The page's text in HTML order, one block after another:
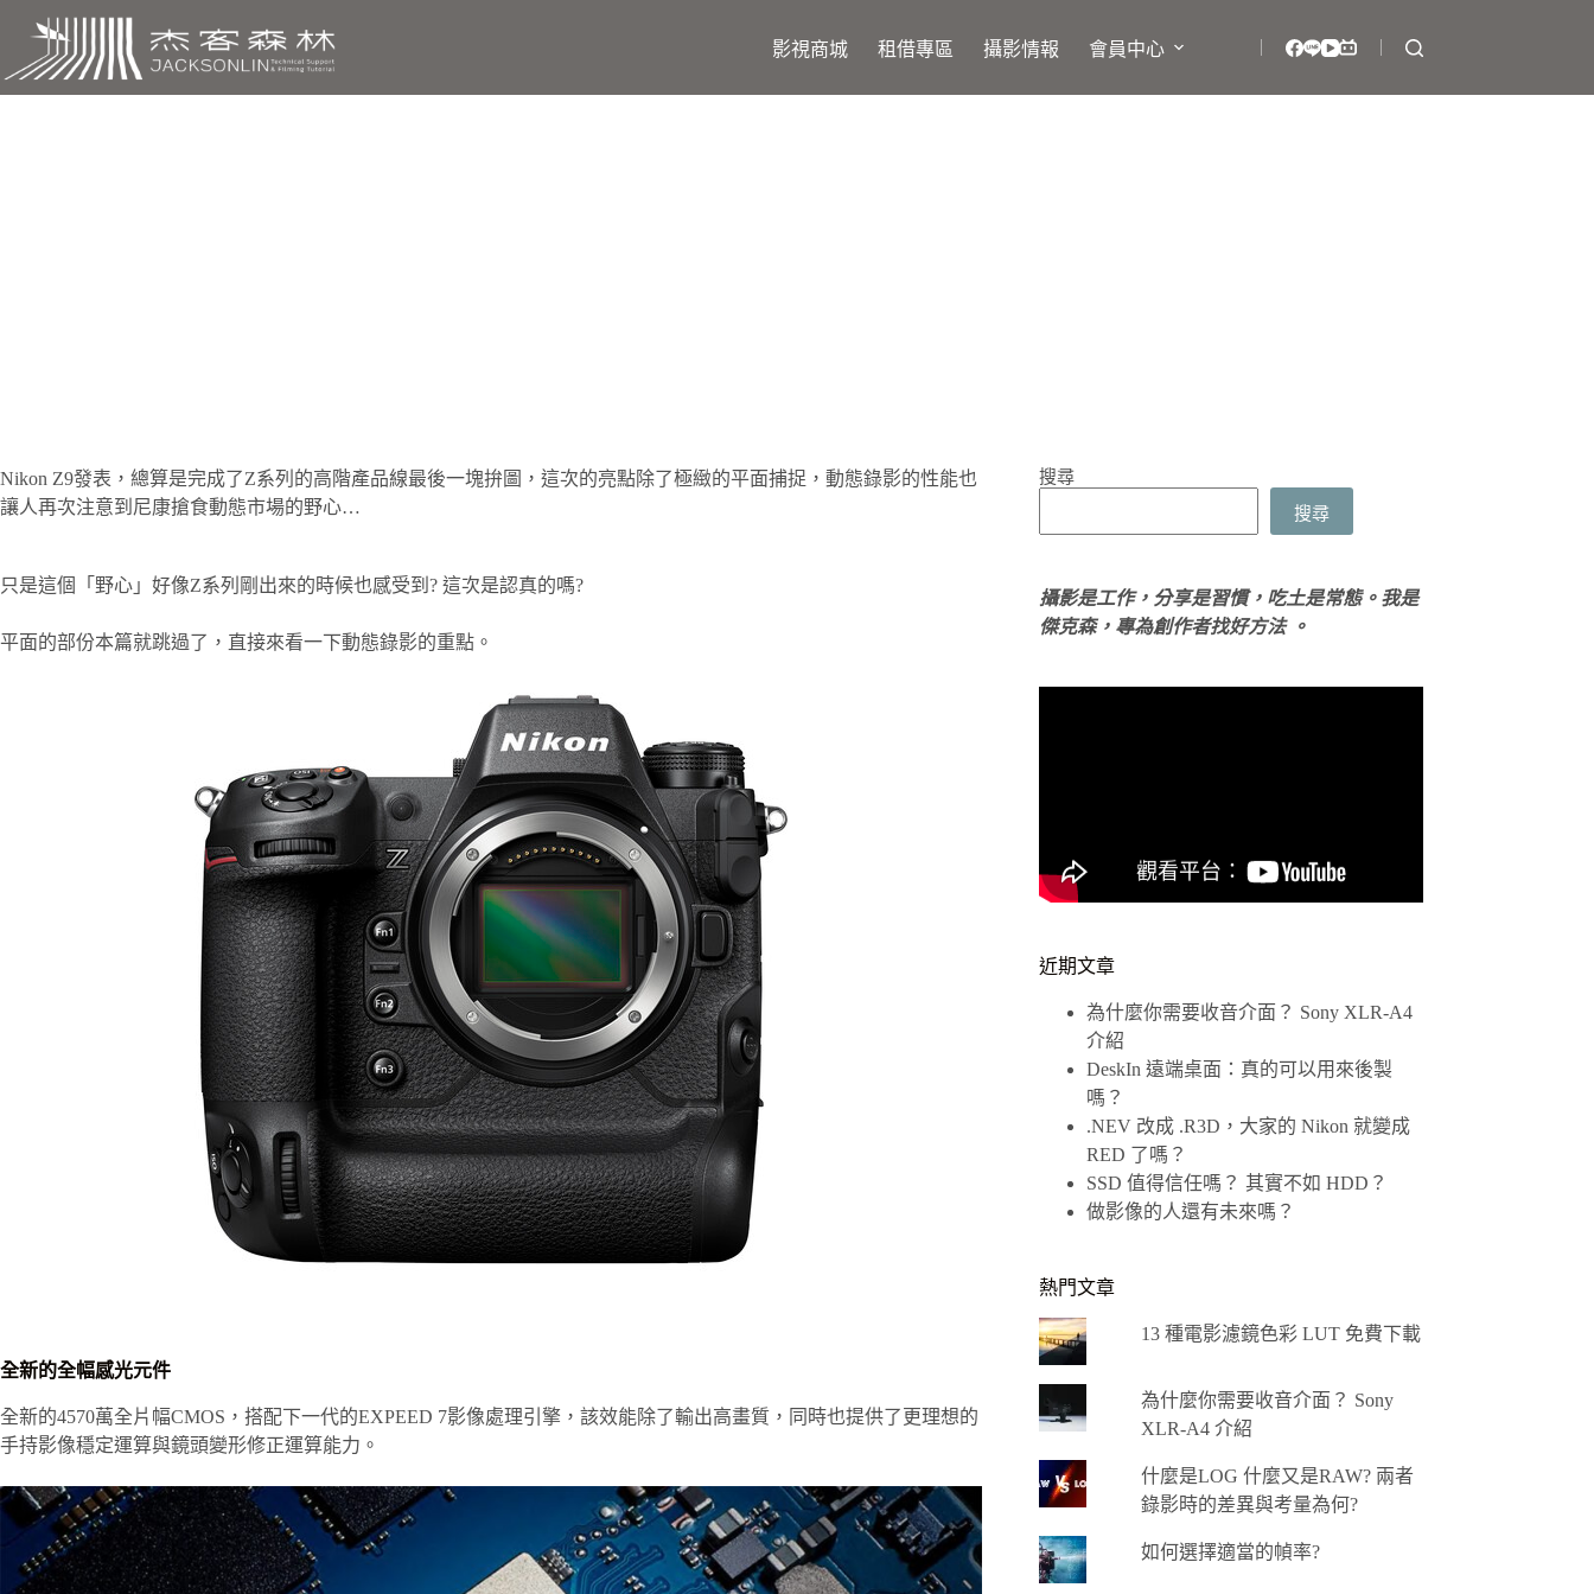
主
要
影視商城 租借專區 攝影情報 會員中心
Nikon Z9發表，總算是完成了Z系列的高階產品線最後一塊拚圖，這次的亮點除了極緻的平面捕捉，動態錄影的性能也
讓人再次注意到尼康搶食動態市場的野心…
只是這個「野心」好像Z系列剛出來的時候也感受到? 這次是認真的嗎?
平面的部份本篇就跳過了，直接來看一下動態錄影的重點。
全新的全幅感光元件
全新的4570萬全片幅CMOS，搭配下一代的EXPEED 7影像處理引擎，該效能除了輸出高畫質，同時也提供了更理想的
手持影像穩定運算與鏡頭變形修正運算能力。
搜尋
搜尋
攝影是工作，分享是習慣，吃土是常態。我是
傑克森，專為創作者找好方法 。
近期文章
為什麼你需要收音介面？ Sony XLR-A4
介紹
DeskIn 遠端桌面：真的可以用來後製
嗎？
.NEV 改成 .R3D，大家的 Nikon 就變成
RED 了嗎？
SSD 值得信任嗎？ 其實不如 HDD？
做影像的人還有未來嗎？
熱門文章
13 種電影濾鏡色彩 LUT 免費下載
為什麼你需要收音介面？ Sony
XLR-A4 介紹
什麼是LOG 什麼又是RAW? 兩者
錄影時的差異與考量為何?
如何選擇適當的幀率?